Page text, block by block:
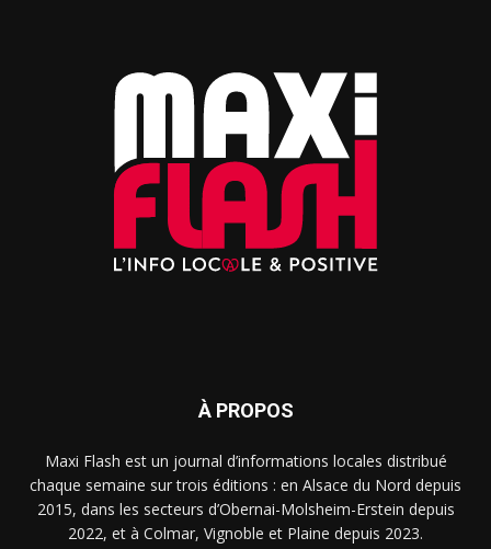
À PROPOS
Maxi Flash est un journal d’informations locales distribué
chaque semaine sur trois éditions : en Alsace du Nord depuis
2015, dans les secteurs d’Obernai-Molsheim-Erstein depuis
2022, et à Colmar, Vignoble et Plaine depuis 2023.